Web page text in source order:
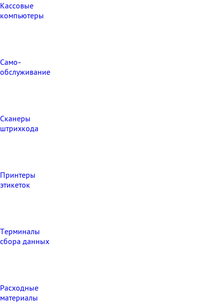
Кассовые
компьютеры
Само-
обслуживание
Сканеры
штрихкода
Принтеры
этикеток
Терминалы
сбора данных
Расходные
материалы